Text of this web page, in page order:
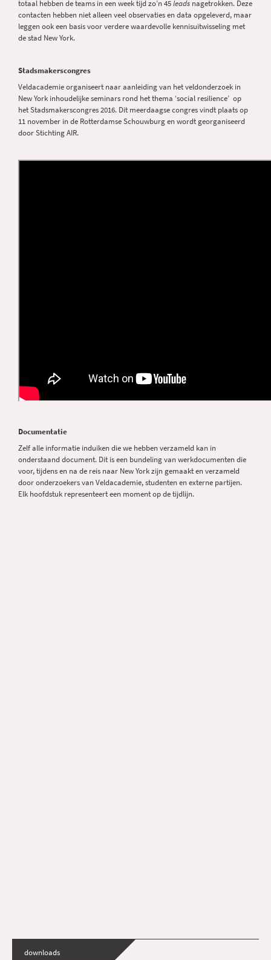
totaal hebben de teams in een week tijd zo’n 45leads nagetrokken. Deze
contacten hebben niet alleen veel observaties en data opgeleverd, maar
leggen ook een basis voor verdere waardevolle kennisuitwisseling met
de stad New York.
Stadsmakerscongres
Veldacademie organiseert naar aanleiding van het veldonderzoek in
New York inhoudelijke seminars rond het thema ‘social resilience’ op
het Stadsmakerscongres 2016. Dit meerdaagse congres vindt plaats op
11 november in de Rotterdamse Schouwburg en wordt georganiseerd
door Stichting AIR.
Documentatie
Zelf alle informatie induiken die we hebben verzameld kan in
onderstaand document. Dit is een bundeling van werkdocumenten die
voor, tijdens en na de reis naar New York zijn gemaakt en verzameld
door onderzoekers van Veldacademie, studenten en externe partijen.
Elk hoofdstuk representeert een moment op de tijdlijn.
downloads